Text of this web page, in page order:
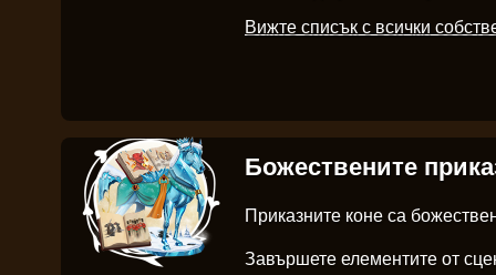
Вижте списък с всички
Божествените
Приказните коне са
Завършете елементите от